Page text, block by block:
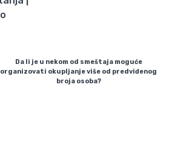
Da li je u nekom od smeštaja moguće
organizovati okupljanje više od predviđenog
broja osoba?